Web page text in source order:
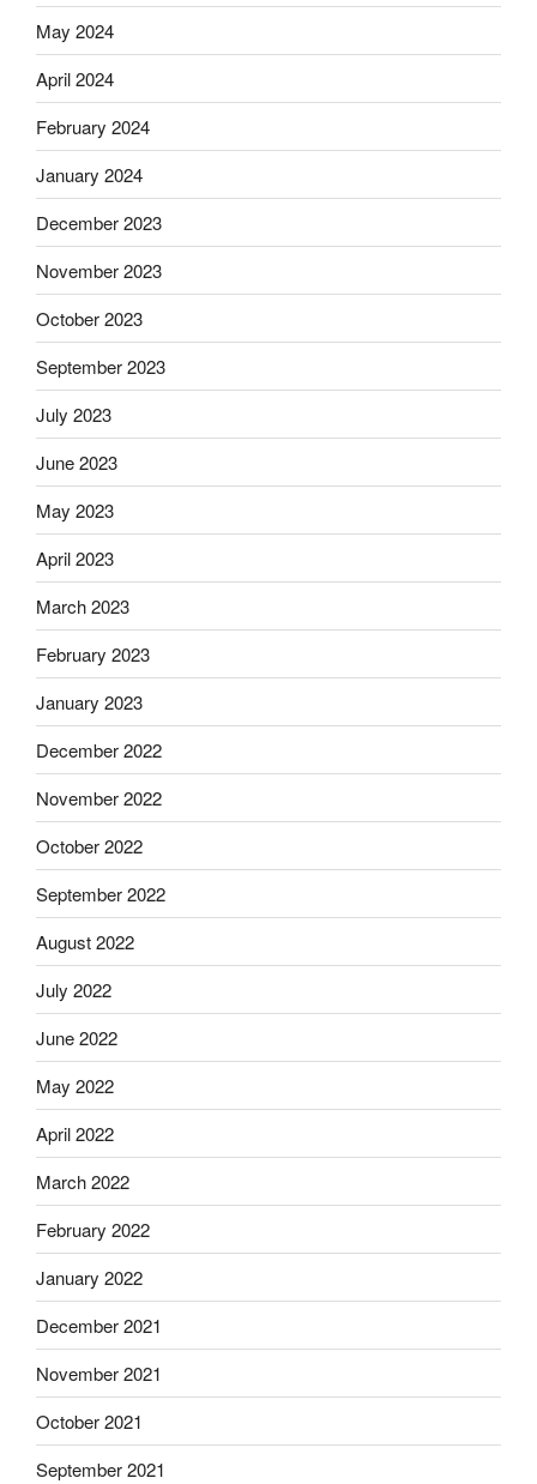
May 2024
April 2024
February 2024
January 2024
December 2023
November 2023
October 2023
September 2023
July 2023
June 2023
May 2023
April 2023
March 2023
February 2023
January 2023
December 2022
November 2022
October 2022
September 2022
August 2022
July 2022
June 2022
May 2022
April 2022
March 2022
February 2022
January 2022
December 2021
November 2021
October 2021
September 2021